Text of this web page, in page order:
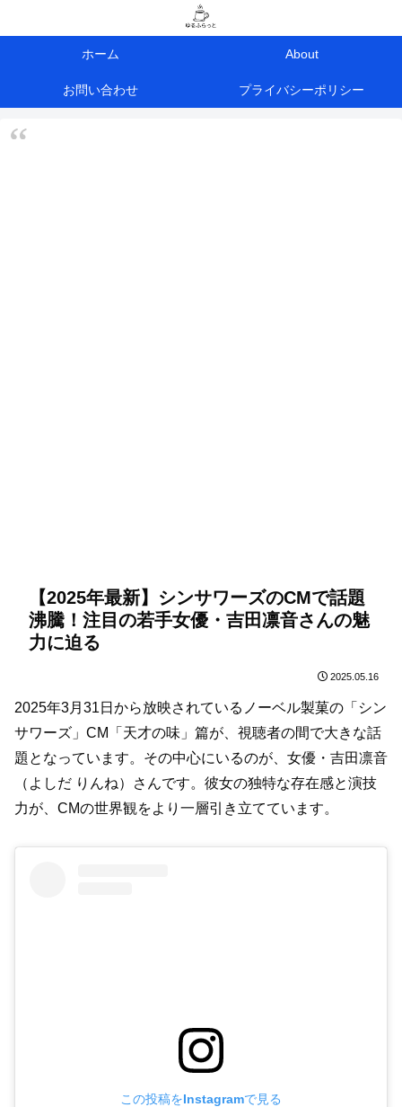
ホーム About
お問い合わせ プライバシーポリシー
【2025年最新】シンサワーズのCMで話題
沸騰！注目の若手女優・吉田凛音さんの魅
力に迫る
2025.05.16
2025年3月31日から放映されているノーベル製菓の「シン
サワーズ」CM「天才の味」篇が、視聴者の間で大きな話
題となっています。その中心にいるのが、女優・吉田凛音
（よしだ りんね）さんです。彼女の独特な存在感と演技
力が、CMの世界観をより一層引き立てています。
この投稿をInstagramで見る